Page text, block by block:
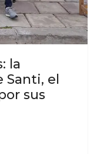
la
Santi, el
sus